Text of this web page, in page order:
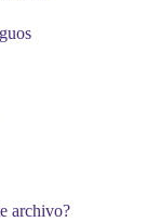
archivo?